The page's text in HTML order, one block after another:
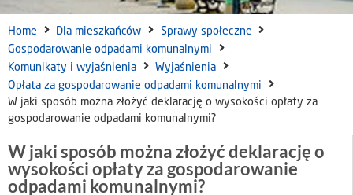
Home Dla mieszkańców
Sprawy społeczne
Gospodarowanie odpadami komunalnymi
Komunikaty i wyjaśnienia
Wyjaśnienia
Opłata za gospodarowanie odpadami komunalnymi
W jaki sposób można złożyć deklarację o wysokości opłaty za
gospodarowanie odpadami komunalnymi?
W jaki sposób można złożyć deklarację o
wysokości opłaty za gospodarowanie
odpadami komunalnymi?